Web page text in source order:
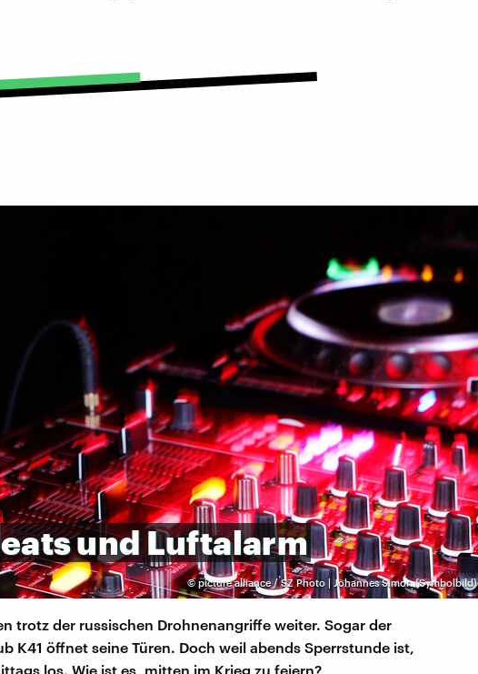
©picture alliance / SZ Photo | Johannes Simon (Symbolbild)
undLuftalarm
trotz der russischen Drohnenangriffe weiter. Sogar der
K41 öffnet seine Türen. Doch weil abends Sperrstunde ist,
los. Wie ist es, mitten im Krieg zu feiern?